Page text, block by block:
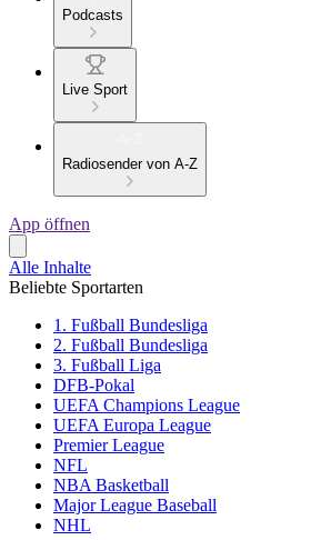
Podcasts
Live Sport
Radiosender von A-Z
App öffnen
Alle Inhalte
Beliebte Sportarten
1. Fußball Bundesliga
2. Fußball Bundesliga
3. Fußball Liga
DFB-Pokal
UEFA Champions League
UEFA Europa League
Premier League
NFL
NBA Basketball
Major League Baseball
NHL